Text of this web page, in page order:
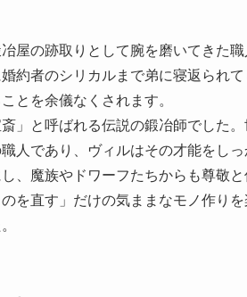
屋の跡取りとして腕を磨いてきた
約者のシリカルまで弟に寝返られ
とを余儀なくされます。
」と呼ばれる伝説の鍛冶師でした
人であり、ヴィルはその才能をし
、魔族やドワーフたちからも尊敬
を直す」だけの気ままなモノ作り